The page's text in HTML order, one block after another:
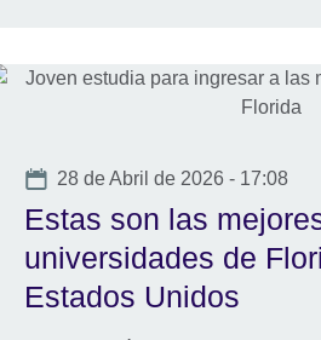
Date
28 de Abril de 2026 - 17:08
Estas son las
universidades de
Estados Unidos